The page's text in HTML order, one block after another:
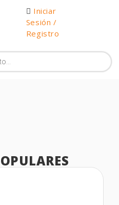
Iniciar
Sesión /
Registro